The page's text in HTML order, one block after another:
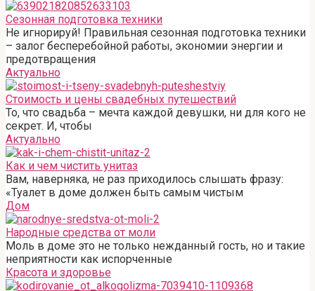
Сезонная подготовка техники
Не игнорируй! Правильная сезонная подготовка техники
– залог бесперебойной работы, экономии энергии и
предотвращения
Актуально
Стоимость и цены свадебных путешествий
То, что свадьба – мечта каждой девушки, ни для кого не
секрет. И, чтобы
Актуально
Как и чем чистить унитаз
Вам, наверняка, не раз приходилось слышать фразу:
«Туалет в доме должен быть самым чистым
Дом
Народные средства от моли
Моль в доме это не только нежданный гость, но и такие
неприятности как испорченные
Красота и здоровье